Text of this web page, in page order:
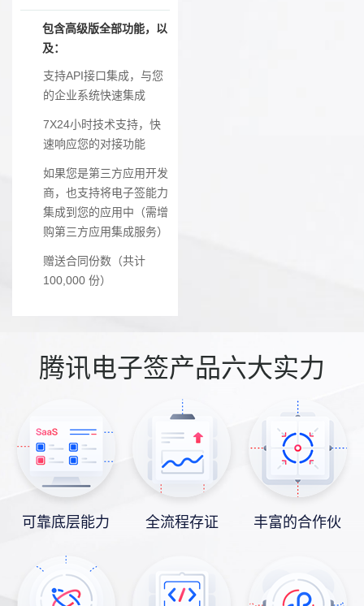
包含高级版全部功能，以
及：
支持API接口集成，与您
的企业系统快速集成
7X24小时技术支持，快
速响应您的对接功能
如果您是第三方应用开发
商，也支持将电子签能力
集成到您的应用中（需增
购第三方应用集成服务）
赠送合同份数（共计
100,000 份）
腾讯电子签产品六大实力
可靠底层能力 全流程存证 丰富的合作伙